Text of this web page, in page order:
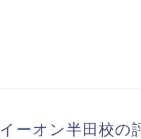
イーオン半田校の